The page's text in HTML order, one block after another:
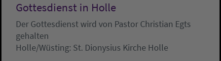
Gottesdienst in Holle
Der Gottesdienst wird von Pastor Christian Egts
gehalten
Holle/Wüsting: St. Dionysius Kirche Holle